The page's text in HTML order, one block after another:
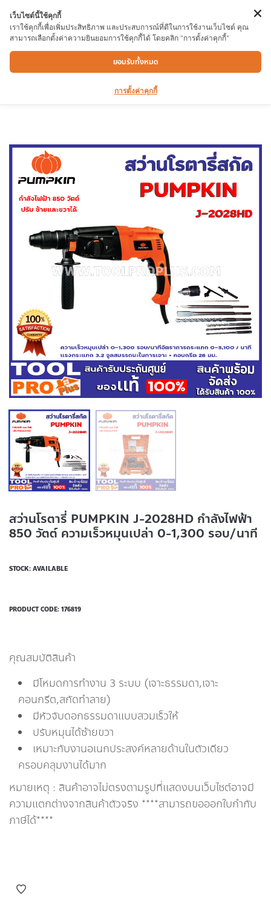
สว่านโรตารี่ PUMPKIN J-2028HD กำลังไฟฟ้า
850 วัตต์ ความเร็วหมุนเปล่า 0-1,300 รอบ/นาที
สว่านโรตารี่ PUMPKIN J-2028HD กำลังไฟฟ้า
850 วัตต์ ความเร็วหมุนเปล่า 0-1,300 รอบ/นาที
STOCK: AVAILABLE
PRODUCT CODE: 176819
คุณสมบัติสินค้า
มีโหมดการทำงาน 3 ระบบ (เจาะธรรมดา,เจาะ
คอนกรีต,สกัดทำลาย)
มีหัวจับดอกธรรมดาแบบสวมเร็วให้
ปรับหมุนได้ซ้ายขวา
เหมาะกับงานอเนกประสงค์หลายด้านในตัวเดียว
ครอบคลุมงานได้มาก
หมายเหตุ : สินค้าอาจไม่ตรงตามรูปที่แสดงบนเว็บไซต์อาจมี
ความแตกต่างจากสินค้าตัวจริง ****สามารถขอออกใบกำกับ
ภาษีได้****
เว็บไซต์นี้ใช้คุกกี้
เราใช้คุกกี้เพื่อเพิ่มประสิทธิภาพ และประสบการณ์ที่ดีในการใช้งานเว็บไซต์ คุณ
สามารถเลือกตั้งค่าความยินยอมการใช้คุกกี้ได้ โดยคลิก "การตั้งค่าคุกกี้"
ยอมรับทั้งหมด
การตั้งค่าคุกกี้